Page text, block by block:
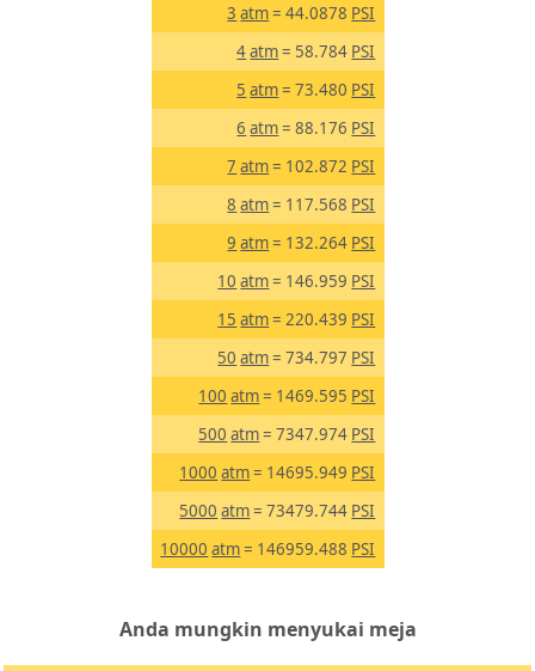
3 atm= 44.0878 PSI
4atm= 58.784 PSI
5 atm= 73.480 PSI
6 atm= 88.176 PSI
7 atm= 102.872 PSI
8 atm= 117.568 PSI
9 atm= 132.264 PSI
10 atm= 146.959 PSI
15 atm= 220.439 PSI
50 atm= 734.797 PSI
100 atm= 1469.595 PSI
500 atm= 7347.974 PSI
1000 atm= 14695.949 PSI
5000 atm= 73479.744 PSI
10000 atm= 146959.488 PSI
Anda mungkin menyukai meja